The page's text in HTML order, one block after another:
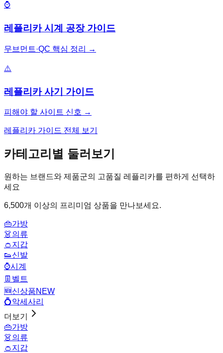
⌚
레플리카 시계 공장 가이드
무브먼트·QC 핵심 정리 →
⚠️
레플리카 사기 가이드
피해야 할 사이트 신호 →
레플리카 가이드 전체 보기
카테고리별 둘러보기
원하는 브랜드와 제품군의 고품질 레플리카를 편하게 선택하
세요
6,500개 이상의 프리미엄 상품을 만나보세요.
👜가방
👗의류
👛 지갑
👟신발
⌚시계
👖 벨트
🆕신상품NEW
💍악세사리
더보기
👜가방
👗의류
👛 지갑